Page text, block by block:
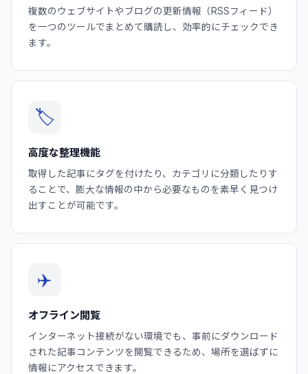
複数のウェブサイトやブログの更新情報（RSSフィード）
を一つのツールでまとめて購読し、効率的にチェックでき
ます。
🏷️
高度な整理機能
取得した記事にタグを付けたり、カテゴリに分類したりす
ることで、膨大な情報の中から必要なものを素早く見つけ
出すことが可能です。
✈️
オフライン閲覧
インターネット接続がない環境でも、事前にダウンロード
された記事コンテンツを閲覧できるため、場所を選ばずに
情報にアクセスできます。